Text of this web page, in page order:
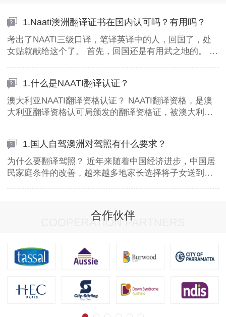
1.Naati澳洲翻译证书在国内认可吗？有用吗？
考出了NAATI三级口译，笔译英译中的人，回国了，处
女贴就献给这个了。 首先，回国还是有用武之地的。 第
1.什么是NAATI翻译认证？
澳大利亚NAATI翻译资格认证？ NAATI翻译资格，是澳
大利亚翻译资格认可局颁发的翻译资格证，被澳大利亚
1.国人自驾澳洲对驾照有什么要求？
为什么要翻译驾照？ 近年来随着中国经济进步，中国居
民家庭条件的改善，越来越多地家长选择将子女送到国
合作伙伴
COOPERATION PARTNERS